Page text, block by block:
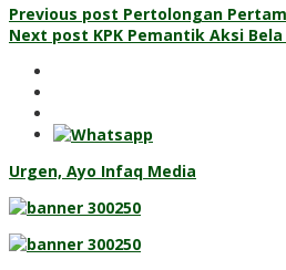
Post
navigation
Previous post Pertolongan
Next post KPK Pemantik Aksi
Urgen, Ayo Infaq Media